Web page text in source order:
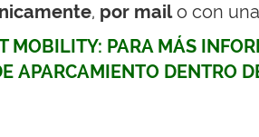
, por mailo con una
MOBILITY: PARA MÁS
APARCAMIENTO DENTRO